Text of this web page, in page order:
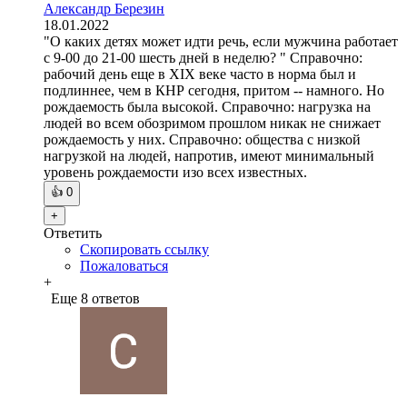
Александр Березин
18.01.2022
"О каких детях может идти речь, если мужчина работает
с 9-00 до 21-00 шесть дней в неделю? " Справочно:
рабочий день еще в XIX веке часто в норма был и
подлиннее, чем в КНР сегодня, притом -- намного. Но
рождаемость была высокой. Справочно: нагрузка на
людей во всем обозримом прошлом никак не снижает
рождаемость у них. Справочно: общества с низкой
нагрузкой на людей, напротив, имеют минимальный
уровень рождаемости изо всех известных.
👍 0
+
Ответить
Скопировать ссылку
Пожаловаться
+
Еще 8 ответов